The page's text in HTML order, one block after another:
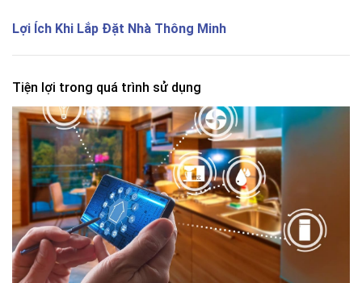
Lợi Ích Khi Lắp Đặt Nhà Thông Minh
Tiện lợi trong quá trình sử dụng